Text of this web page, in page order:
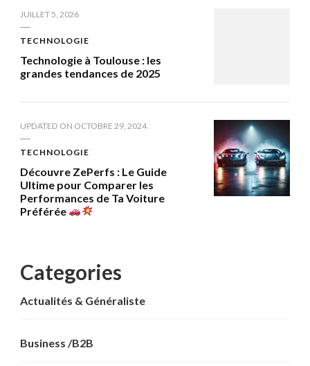
JUILLET 5, 2026
TECHNOLOGIE
Technologie à Toulouse : les
grandes tendances de 2025
UPDATED ON OCTOBRE 29, 2024
TECHNOLOGIE
Découvre ZePerfs : Le Guide
Ultime pour Comparer les
Performances de Ta Voiture
Préférée
Categories
Actualités & Généraliste
Business /B2B